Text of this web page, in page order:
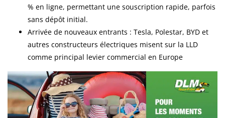
% en ligne, permettant une souscription rapide, parfois
sans dépôt initial.
Arrivée de nouveaux entrants : Tesla, Polestar, BYD et
autres constructeurs électriques misent sur la LLD
comme principal levier commercial en Europe